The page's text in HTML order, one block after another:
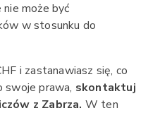
może być
w stosunku do
i zastanawiasz się, co
swoje prawa, skontaktuj
z Zabrza. W ten